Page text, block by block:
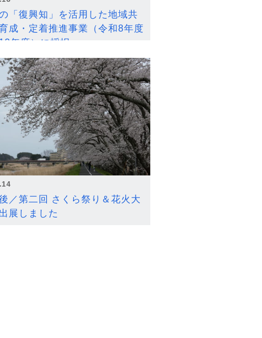
「復興知」を活用した地域共
成・定着推進事業（令和8年度
年度）に採択
／第二回 さくら祭り＆花火大
展しました